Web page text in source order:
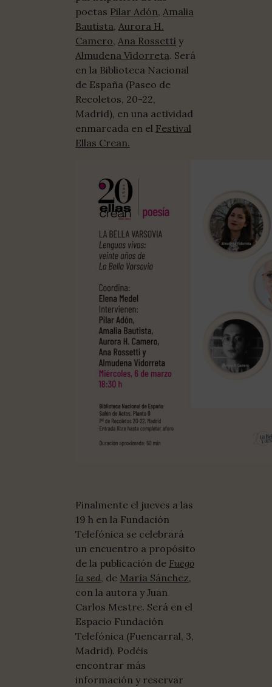
poetas Pilar Adón, Amalia
Bautista, Aurora H.
Camero, Ana Rossetti y
Almudena Vidorreta. Será
en la Biblioteca Nacional
de España (Paseo de
Recoletos, 20-22,
Madrid), en una actividad
enmarcada en el Festival
Ellas Crean.
Finalmente el jueves a las
19 h en la Fundación
Telefónica se celebrará
un encuentro a propósito
de la publicación de Fuego
la sed, de María Sánchez,
con la autora y Juan
Carlos Mestre. Será en el
Espacio Fundación
Telefónica (Fuencarral, 3,
Madrid). Podéis
encontrar más
información y reservar